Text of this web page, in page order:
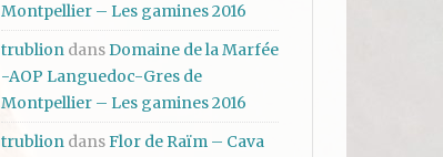
Montpellier – Les gamines 2016
trubliondansDomaine de la Marfée
-AOP Languedoc-Gres de
Montpellier – Les gamines 2016
trubliondansFlor de Raïm – Cava